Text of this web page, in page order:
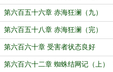
第六百五十六章 赤海狂澜（九）
第六百五十八章 赤海狂澜（完）
第六百六十章 受害者状态良好
（中）
第六百六十二章 蜘蛛结网记（上）